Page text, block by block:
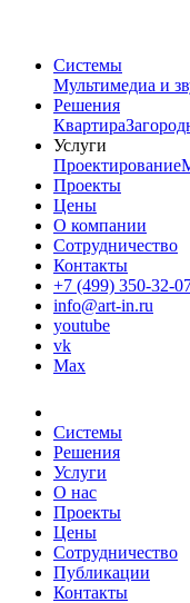
Системы
Мультимедиа и
Решения
Квартира
Услуги
Проектирование
Проекты
Цены
О компании
Сотрудничество
Контакты
+7 (499) 350-32-
info@art-in.ru
youtube
vk
Max
Системы
Решения
Услуги
О нас
Проекты
Цены
Сотрудничество
Публикации
Контакты